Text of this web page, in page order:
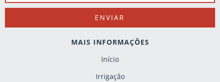
MAIS INFORMAÇÕES
Início
Irrigação